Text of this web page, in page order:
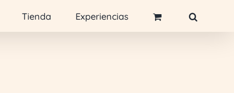
Tienda Experiencias